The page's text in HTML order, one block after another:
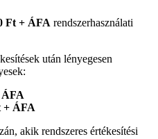
Ft + ÁFA rendszerhasználati
után lényegesen
ÁFA
+ ÁFA
akik rendszeres értékesítési